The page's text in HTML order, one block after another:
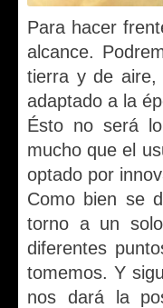
Para hacer
alcance.
tierra y de aire,
adaptado a la
Ésto no será
mucho que el
optado por
Como bien se
torno a un
diferentes
tomemos. Y
nos dará la